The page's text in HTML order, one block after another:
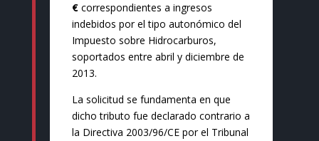
€ correspondientes a ingresos
indebidos por el tipo autonómico del
Impuesto sobre Hidrocarburos,
soportados entre abril y diciembre de
2013.
La solicitud se fundamenta en que
dicho tributo fue declarado contrario a
la Directiva 2003/96/CE por el Tribunal